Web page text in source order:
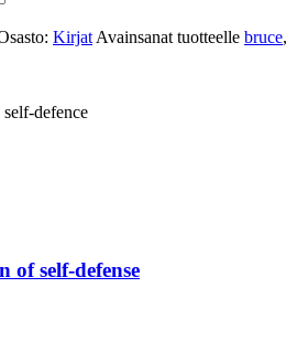
Kirjat Avainsanat tuotteelle bruce,
defence
of self-defense